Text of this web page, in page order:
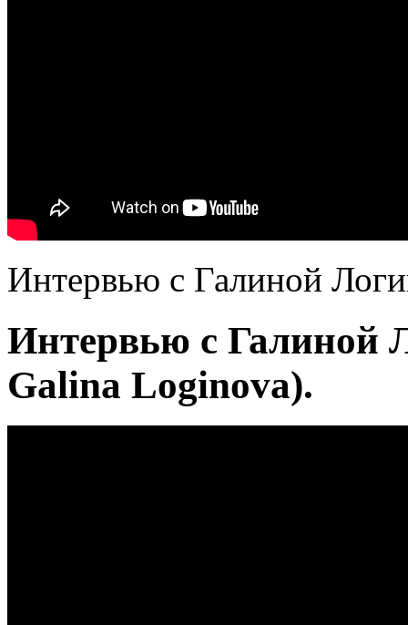
Интервью с Галиной
Интервью с Галиной
Galina Loginova).